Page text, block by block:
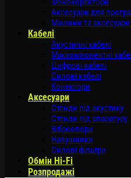
Аксесуари для
Машини та
Кабелі
Акустичні кабелі
Міжкомпонентні
Цифрові кабелі
Силові кабелі
Конектори
Аксесуари
Стенди під акустику
Стенди під апаратуру
Віброопори
Навушники
Силові фільтри
Обмін Hi-Fi
Розпродажі